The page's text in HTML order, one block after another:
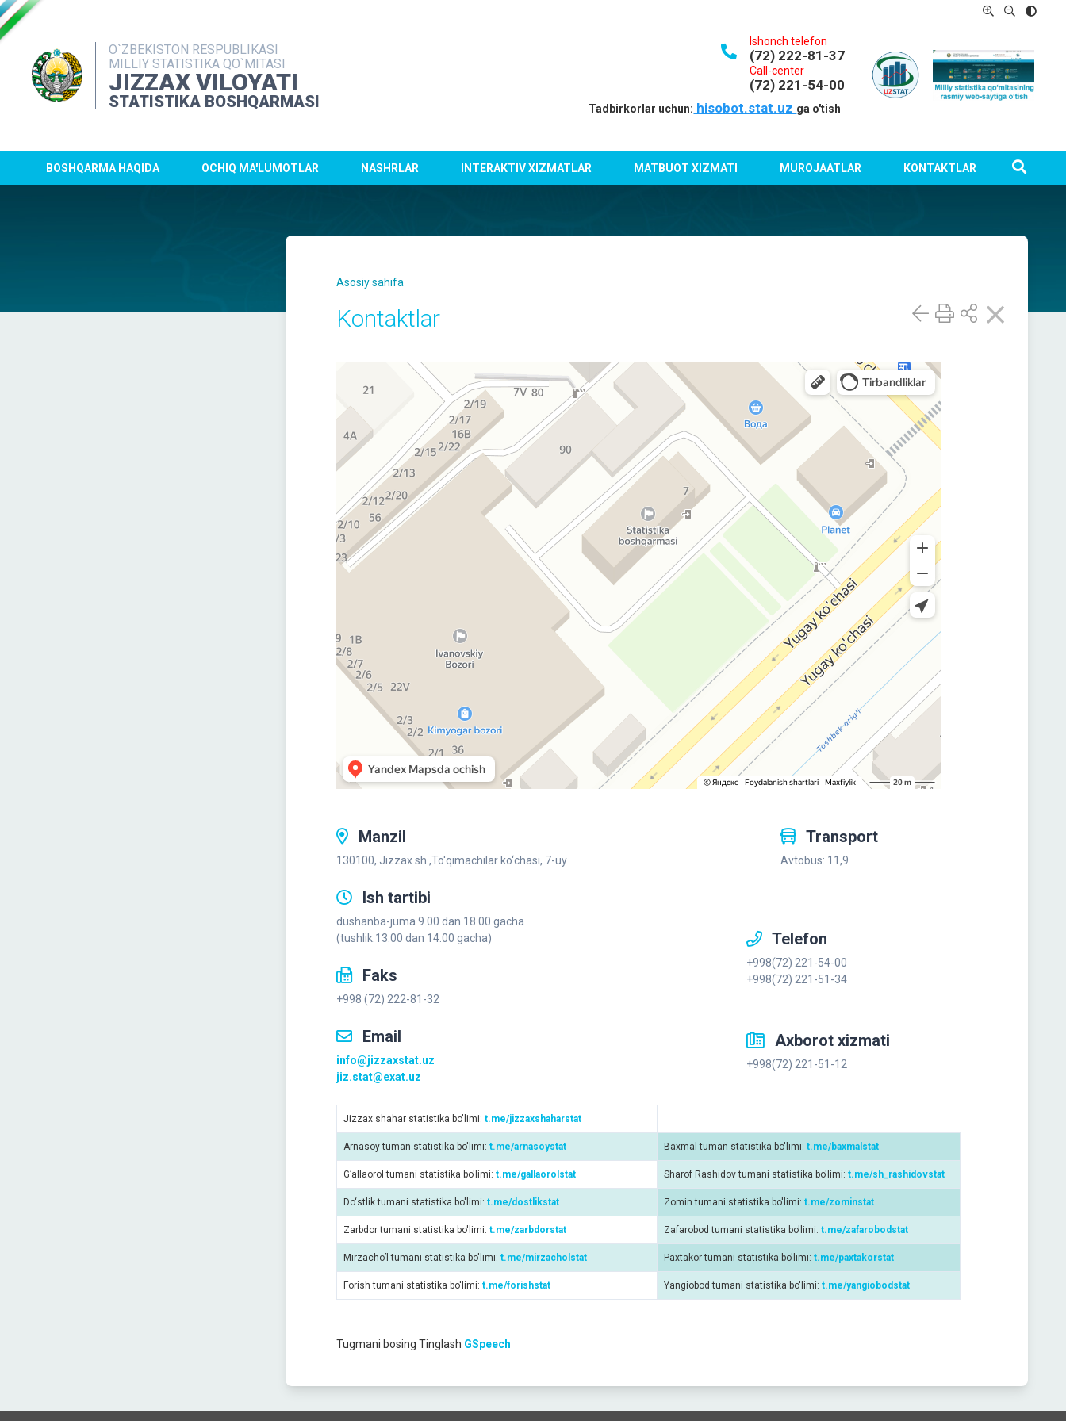
O`ZBEKISTON RESPUBLIKASI
MILLIY STATISTIKA QO`MITASI
JIZZAX VILOYATI
STATISTIKA BOSHQARMASI
Ishonch telefon
(72) 222-81-37
Call-center
(72) 221-54-00
Tadbirkorlar uchun: hisobot.stat.uz ga o'tish
BOSHQARMA HAQIDA OCHIQ MA'LUMOTLAR NASHRLAR INTERAKTIV XIZMATLAR MATBUOT XIZMATI MUROJAATLAR KONTAKTLAR
Asosiy sahifa
Kontaktlar
Transport
Avtobus: 11,9
Manzil
130100, Jizzax sh.,To'qimachilar ko‘chаsi, 7-uy
Ish tartibi
dushanba-juma 9.00 dan 18.00 gacha
(tushlik:13.00 dan 14.00 gacha)
Telefon
+998(72) 221-54-00
+998(72) 221-51-34
Faks
+998 (72) 222-81-32
Email
info@jizzaxstat.uz
jiz.stat@exat.uz
Axborot xizmati
+998(72) 221-51-12
Jizzax shahar statistika bo'limi: t.me/jizzaxshaharstat
Arnasoy tuman statistika bo'limi: t.me/arnasoystat Baxmal tuman statistika bo'limi: t.me/baxmalstat
G’allaorol tumani statistika bo'limi: t.me/gallaorolstat Sharof Rashidov tumani statistika bo'limi: t.me/sh_rashidovstat
Do‘stlik tumani statistika bo'limi: t.me/dostlikstat Zomin tumani statistika bo'limi: t.me/zominstat
Zarbdor tumani statistika bo'limi: t.me/zarbdorstat Zafarobod tumani statistika bo'limi: t.me/zafarobodstat
Mirzacho’l tumani statistika bo'limi: t.me/mirzacholstat Paxtakor tumani statistika bo'limi: t.me/paxtakorstat
Forish tumani statistika bo'limi: t.me/forishstat Yangiobod tumani statistika bo'limi: t.me/yangiobodstat
Tugmani bosing Tinglash GSpeech